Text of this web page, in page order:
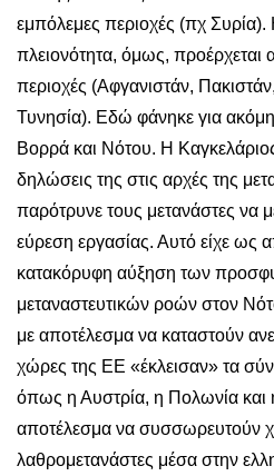
εμπόλεμες περιοχές (πχ Συρία).
πλειονότητα, όμως, προέρχεται
περιοχές (Αφγανιστάν,
Τυνησία). Εδώ φάνηκε για
Βορρά και Νότου. Η
δηλώσεις της στις αρχές της
παρότρυνε τους μετανάστες να
εύρεση εργασίας. Αυτό είχε ως
κατακόρυφη αύξηση των
μεταναστευτικών ροών στον
με αποτέλεσμα να καταστούν
χώρες της ΕΕ «έκλεισαν» τα
όπως η Αυστρία, η Πολωνία και
αποτέλεσμα να συσσωρευτούν
λαθρομετανάστες μέσα στην